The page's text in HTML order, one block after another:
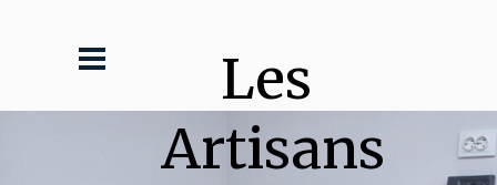
Les
Artisans